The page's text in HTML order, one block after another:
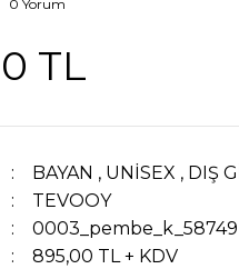
0 Yorum
TL
BAYAN , UNİSEX , DIŞ
TEVOOY
0003_pembe_k_58749
895,00 TL + KDV